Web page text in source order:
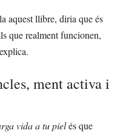
aquest llibre, diria que és
que realment funcionen,
ment activa i
vida a tu pielés que